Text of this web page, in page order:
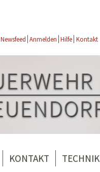
Newsfeed Anmelden Hilfe Kontakt
KONTAKT TECHNIK